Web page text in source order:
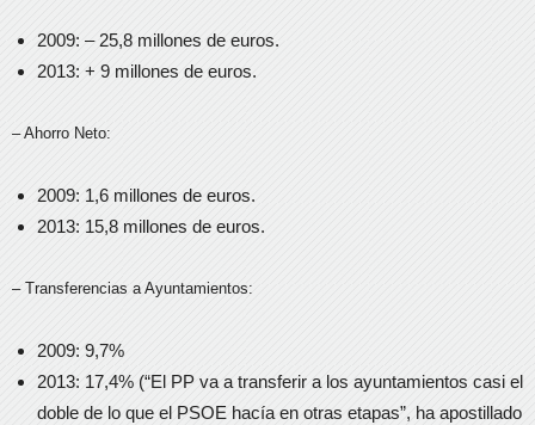
2009: – 25,8 millones de euros.
2013: + 9 millones de euros.
– Ahorro Neto:
2009: 1,6 millones de euros.
2013: 15,8 millones de euros.
– Transferencias a Ayuntamientos:
2009: 9,7%
2013: 17,4% (“El PP va a transferir a los ayuntamientos casi el
doble de lo que el PSOE hacía en otras etapas”, ha apostillado